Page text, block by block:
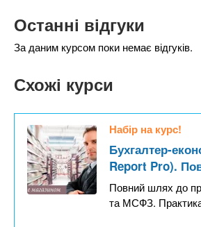
Останні відгуки
За даним курсом поки немає відгуків.
Схожі курси
Набір на курс!
Бухгалтер-
Report Pro).
Повний шлях до
та МСФЗ.